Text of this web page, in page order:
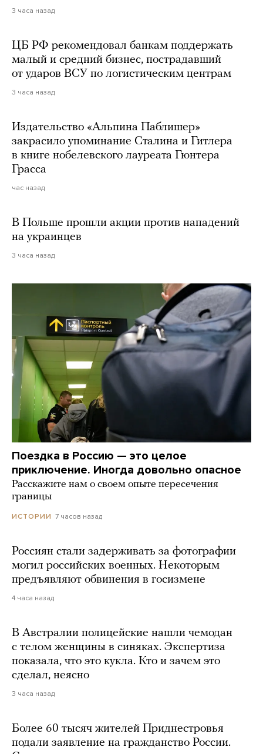
3 часа назад
ЦБ РФ рекомендовал банкам поддержать
малый и средний бизнес, пострадавший
от ударов ВСУ по логистическим центрам
3 часа назад
Издательство «Альпина Паблишер»
закрасило упоминание Сталина и Гитлера
в книге нобелевского лауреата Гюнтера
Грасса
час назад
В Польше прошли акции против нападений
на украинцев
3 часа назад
Поездка в Россию — это целое
приключение. Иногда довольно опасное
Расскажите нам о своем опыте пересечения
границы
ИСТОРИИ 7 часов назад
Россиян стали задерживать за фотографии
могил российских военных. Некоторым
предъявляют обвинения в госизмене
4 часа назад
В Австралии полицейские нашли чемодан
с телом женщины в синяках. Экспертиза
показала, что это кукла. Кто и зачем это
сделал, неясно
3 часа назад
Более 60 тысяч жителей Приднестровья
подали заявление на гражданство России.